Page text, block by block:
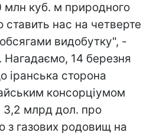
млн куб. м природного
ставить нас на четверте
обсягами видобутку", -
Нагадаємо, 14 березня
іранська сторона
консорціумом
3,2 млрд дол. про
з газових родовищ на